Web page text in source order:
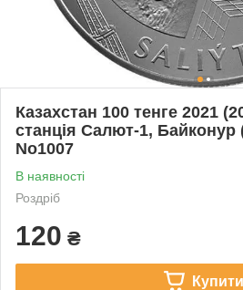
Казахстан 100 тенге 2021
станція Салют-1, Байконур
No1007
В наявності
Роздріб
120 ₴
Купити